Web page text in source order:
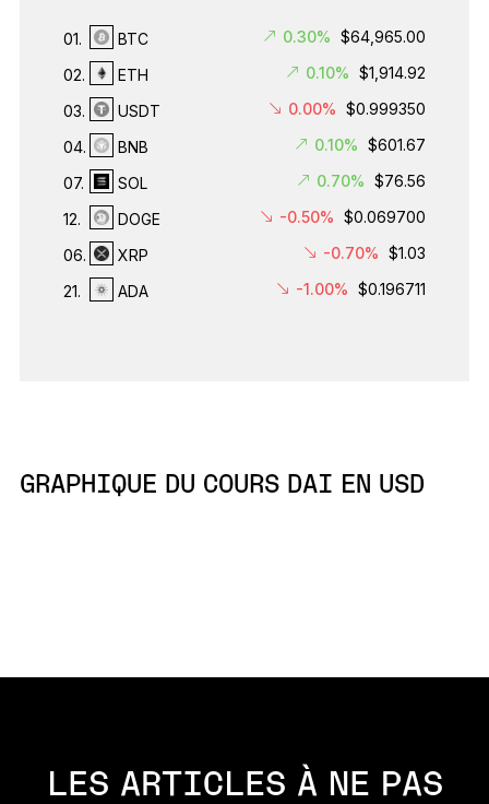
GRAPHIQUE DU COURS DAI EN USD
01. BTC 0.30% $64,965.00
02. ETH 0.10% $1,914.92
03. USDT 0.00% $0.999350
04. BNB 0.10% $601.67
07. SOL 0.70% $76.56
12. DOGE -0.50% $0.069700
06. XRP -0.70% $1.03
21. ADA -1.00% $0.196711
LES ARTICLES À NE PAS